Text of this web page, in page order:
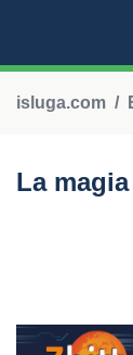
isluga.com
La